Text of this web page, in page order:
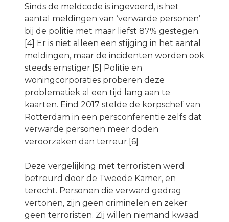
Sinds de meldcode is ingevoerd, is het
aantal meldingen van ‘verwarde personen’
bij de politie met maar liefst 87% gestegen.
[4] Er is niet alleen een stijging in het aantal
meldingen, maar de incidenten worden ook
steeds ernstiger.[5] Politie en
woningcorporaties proberen deze
problematiek al een tijd lang aan te
kaarten. Eind 2017 stelde de korpschef van
Rotterdam in een persconferentie zelfs dat
verwarde personen meer doden
veroorzaken dan terreur.[6]
Deze vergelijking met terroristen werd
betreurd door de Tweede Kamer, en
terecht. Personen die verward gedrag
vertonen, zijn geen criminelen en zeker
geen terroristen. Zij willen niemand kwaad